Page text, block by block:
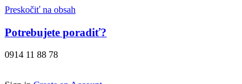
Preskočiť na obsah
Potrebujete poradiť?
0914 11 88 78